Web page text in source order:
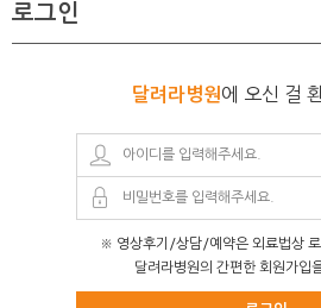
로그인
달려라병원 에 오신 걸
※ 영상후기/상담/예약은 외료법상 로
달려라병원의 간편한 회원가입